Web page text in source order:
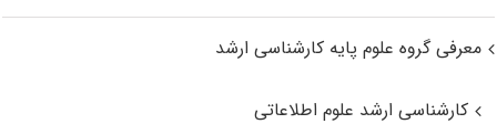
معرفی گروه علوم پایه کارشناسی ارشد
کارشناسی ارشد علوم اطلاعاتی